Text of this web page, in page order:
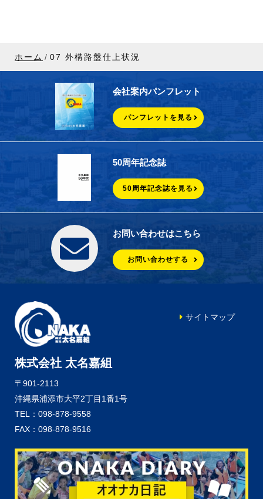
ホーム 07 外構路盤仕上状況
会社案内パンフレット
パンフレットを見る
50周年記念誌
50周年記念誌を見る
お問い合わせはこちら
お問い合わせする
株式会社 太名嘉組
〒901-2113
沖縄県浦添市大平2丁目1番1号
TEL：098-878-9558
FAX：098-878-9516
サイトマップ